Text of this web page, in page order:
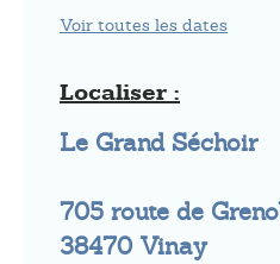
Voir toutes les dates
Localiser :
Le Grand Séchoir
705 route de
38470 Vinay